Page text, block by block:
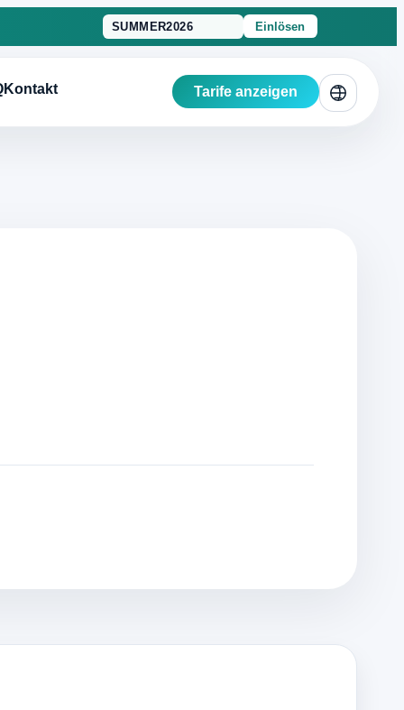
Einlösen
Kontakt Tarife anzeigen